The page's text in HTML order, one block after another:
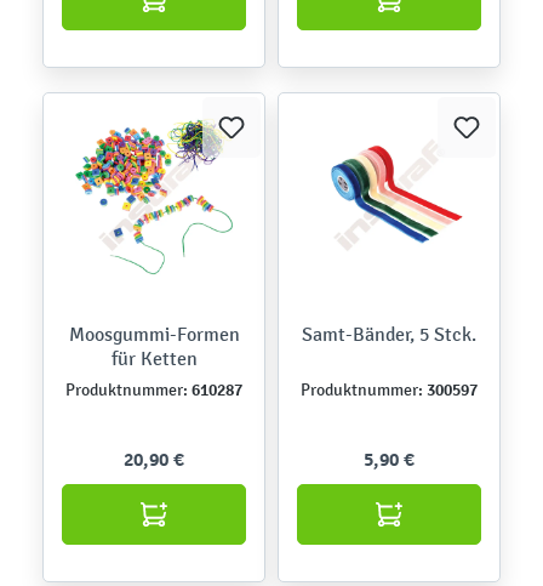
Moosgummi-Formen
für Ketten
Produktnummer: 610287
20,90 €
Samt-Bänder, 5 Stck.
Produktnummer: 300597
5,90 €